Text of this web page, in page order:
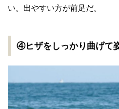
い。出やすい方が前足だ。
④ヒザをしっかり曲げて